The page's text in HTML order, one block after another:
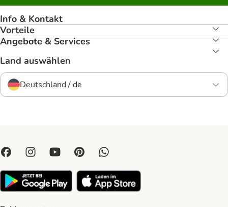
Info & Kontakt
Vorteile
Angebote & Services
Land auswählen
Deutschland / de